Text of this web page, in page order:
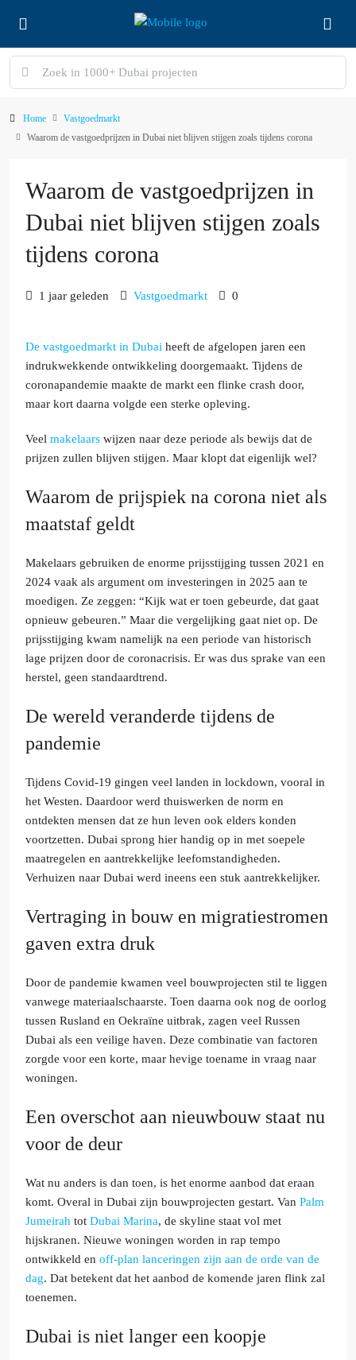
Home
Vastgoedmarkt
Waarom de vastgoedprijzen in Dubai niet blijven stijgen zoals tijdens corona
Waarom de vastgoedprijzen in
Dubai niet blijven stijgen zoals
tijdens corona
1 jaar geleden Vastgoedmarkt 0
De vastgoedmarkt in Dubai heeft de afgelopen jaren een
indrukwekkende ontwikkeling doorgemaakt. Tijdens de
coronapandemie maakte de markt een flinke crash door,
maar kort daarna volgde een sterke opleving.
Veel makelaars wijzen naar deze periode als bewijs dat de
prijzen zullen blijven stijgen. Maar klopt dat eigenlijk wel?
Waarom de prijspiek na corona niet als
maatstaf geldt
Makelaars gebruiken de enorme prijsstijging tussen 2021 en
2024 vaak als argument om investeringen in 2025 aan te
moedigen. Ze zeggen: “Kijk wat er toen gebeurde, dat gaat
opnieuw gebeuren.” Maar die vergelijking gaat niet op. De
prijsstijging kwam namelijk na een periode van historisch
lage prijzen door de coronacrisis. Er was dus sprake van een
herstel, geen standaardtrend.
De wereld veranderde tijdens de
pandemie
Tijdens Covid-19 gingen veel landen in lockdown, vooral in
het Westen. Daardoor werd thuiswerken de norm en
ontdekten mensen dat ze hun leven ook elders konden
voortzetten. Dubai sprong hier handig op in met soepele
maatregelen en aantrekkelijke leefomstandigheden.
Verhuizen naar Dubai werd ineens een stuk aantrekkelijker.
Vertraging in bouw en migratiestromen
gaven extra druk
Door de pandemie kwamen veel bouwprojecten stil te liggen
vanwege materiaalschaarste. Toen daarna ook nog de oorlog
tussen Rusland en Oekraïne uitbrak, zagen veel Russen
Dubai als een veilige haven. Deze combinatie van factoren
zorgde voor een korte, maar hevige toename in vraag naar
woningen.
Een overschot aan nieuwbouw staat nu
voor de deur
Wat nu anders is dan toen, is het enorme aanbod dat eraan
komt. Overal in Dubai zijn bouwprojecten gestart. Van Palm
Jumeirah tot Dubai Marina, de skyline staat vol met
hijskranen. Nieuwe woningen worden in rap tempo
ontwikkeld en off-plan lanceringen zijn aan de orde van de
dag. Dat betekent dat het aanbod de komende jaren flink zal
toenemen.
Dubai is niet langer een koopje